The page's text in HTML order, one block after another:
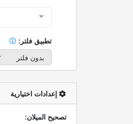
تطبيق فلتر:
إعدادات اختيارية
تصحيح الميلان: